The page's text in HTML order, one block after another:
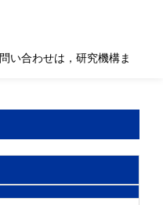
い合わせは，研究機構ま